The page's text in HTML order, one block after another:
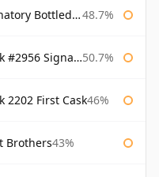
Bottled 1996 48.7%
Signatory 50.7%
2202 First Cask46%
Brothers43%